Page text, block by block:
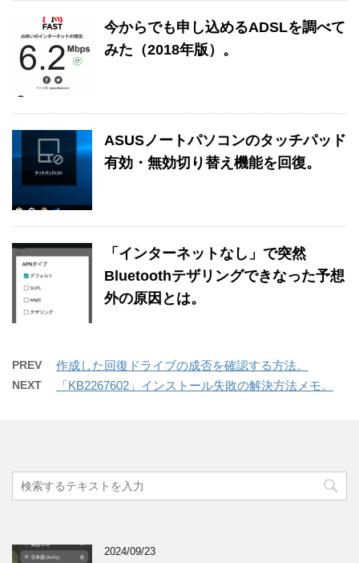
今からでも申し込めるADSLを調べて
みた（2018年版）。
ASUSノートパソコンのタッチパッド
有効・無効切り替え機能を回復。
「インターネットなし」で突然
Bluetoothテザリングできなった予想
外の原因とは。
PREV 作成した回復ドライブの成否を確認する方法。
NEXT 「KB2267602」インストール失敗の解決方法メモ。
2024/09/23